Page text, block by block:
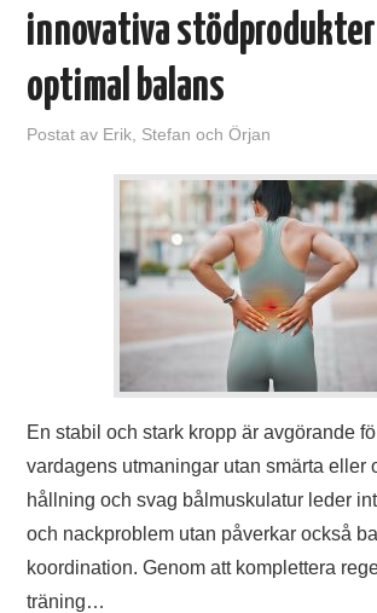
innovativa
optimal balans
Postatav Erik, Stefan och Örjan
En stabil och stark kropp är avgörande
vardagens utmaningar utan smärta eller
hållning och svag bålmuskulatur leder
och nackproblem utan påverkar också
koordination. Genom att komplettera
träning…